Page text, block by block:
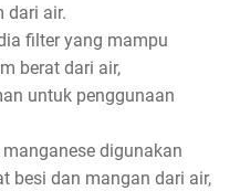
dari air.
filter yang mampu
berat dari air,
untuk penggunaan
manganese digunakan
besi dan mangan dari air,